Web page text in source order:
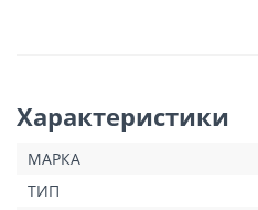
дифференциал
класс защиты – IP30;
габаритные размеры -
Методика монтажа основывается
Характеристики
МАРКА
ТИП